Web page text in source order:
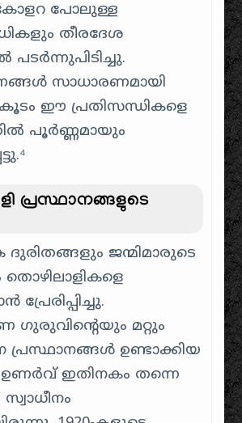
പോലുള്ള
തീരദേശ
പടർന്നുപിടിച്ചു.
സാധാരണമായി
ഈ പ്രതിസന്ധികളെ
പൂർണ്ണമായും
പ്രസ്ഥാനങ്ങളുടെ
ദുരിതങ്ങളും ജന്മിമാരുടെ
പ്രേരിപ്പിച്ചു.
ഗുരുവിന്റെയും മറ്റും
ഉണ്ടാക്കിയ
ഇതിനകം തന്നെ